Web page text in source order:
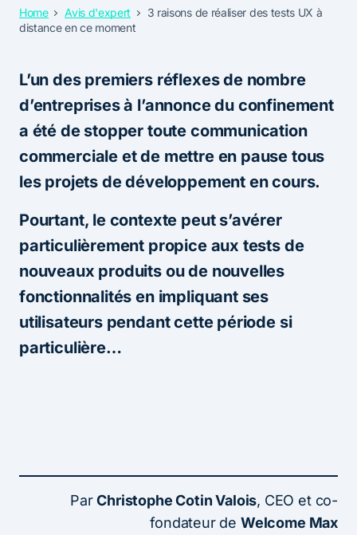
Home Avis d'expert
3 raisons de réaliser des tests UX à
distance en ce moment
L’un des premiers réflexes de nombre
d’entreprises à l’annonce du confinement
a été de stopper toute communication
commerciale et de mettre en pause tous
les projets de développement en cours.
Pourtant, le contexte peut s’avérer
particulièrement propice aux tests de
nouveaux produits ou de nouvelles
fonctionnalités en impliquant ses
utilisateurs pendant cette période si
particulière…
ParChristophe Cotin Valois, CEO et co-
fondateur de Welcome Max